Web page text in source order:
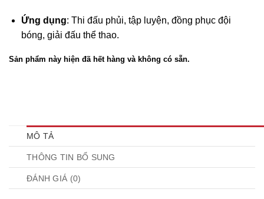
Ứng dụng: Thi đấu phủi, tập luyện, đồng phục đội
bóng, giải đấu thể thao.
Sản phẩm này hiện đã hết hàng và không có sẵn.
MÔ TẢ
THÔNG TIN BỔ SUNG
ĐÁNH GIÁ (0)